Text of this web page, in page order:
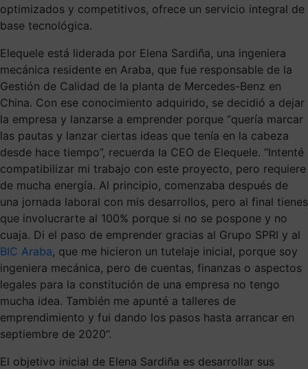
optimizados y competitivos, ofrece un servicio integral de
base tecnológica.
Elequele está liderada por Elena Sardiña, una ingeniera
mecánica residente en Araba, que fue responsable de la
Gestión de Calidad de la planta de Mercedes-Benz en
China. Con ese conocimiento adquirido, se decidió a dejar
la empresa y lanzarse a emprender porque “quería marcar
las pautas y lanzar ciertas ideas que tenía en la cabeza
desde hace tiempo”, recuerda la CEO de Elequele. “Intenté
compatibilizar mi trabajo con este proyecto, pero requiere
de mucha energía. Al principio, comenzaba después de
una jornada laboral con mis desarrollos, pero al final tienes
que involucrarte al 100% porque si no se pospone y no
cuaja. Di el paso de emprender gracias al Grupo SPRI y al
BIC Araba, que me hicieron un tutelaje inicial, porque soy
ingeniera mecánica, pero de cuentas, finanzas o aspectos
legales para la constitución de una empresa no tengo
mucha idea. También me apunté a talleres de
emprendimiento y fui dando los pasos hasta arrancar en
septiembre de 2020”.
El objetivo inicial de Elena Sardiña es desarrollar sus